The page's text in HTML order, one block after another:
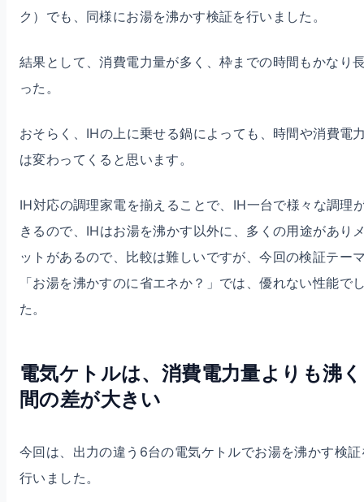
ク）でも、同様にお湯を沸かす検証を行いました。
結果として、消費電力量が多く、枠までの時間もかなり
った。
おそらく、IHの上に乗せる鍋によっても、時間や消費電
は変わってくると思います。
IH対応の調理家電を揃えることで、IH一台で様々な調理
きるので、IHはお湯を沸かす以外に、多くの用途があり
ットがあるので、比較は難しいですが、今回の検証テー
「お湯を沸かすのに省エネか？」では、優れない性能で
た。
電気ケトルは、消費電力量よりも沸
間の差が大きい
今回は、出力の違う6台の電気ケトルでお湯を沸かす検証
行いました。